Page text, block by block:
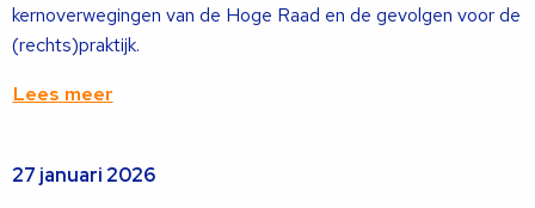
kernoverwegingen van de Hoge Raad en de gevolgen voor de
(rechts)praktijk.
Lees meer
meer
27 januari 2026